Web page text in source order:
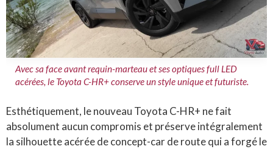
Avec sa face avant requin-marteau et ses optiques full LED
acérées, le Toyota C-HR+ conserve un style unique et futuriste.
Esthétiquement, le nouveau Toyota C-HR+ ne fait
absolument aucun compromis et préserve intégralement
la silhouette acérée de concept-car de route qui a forgé le